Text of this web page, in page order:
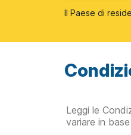
Il Paese di
Leggi le
variare in